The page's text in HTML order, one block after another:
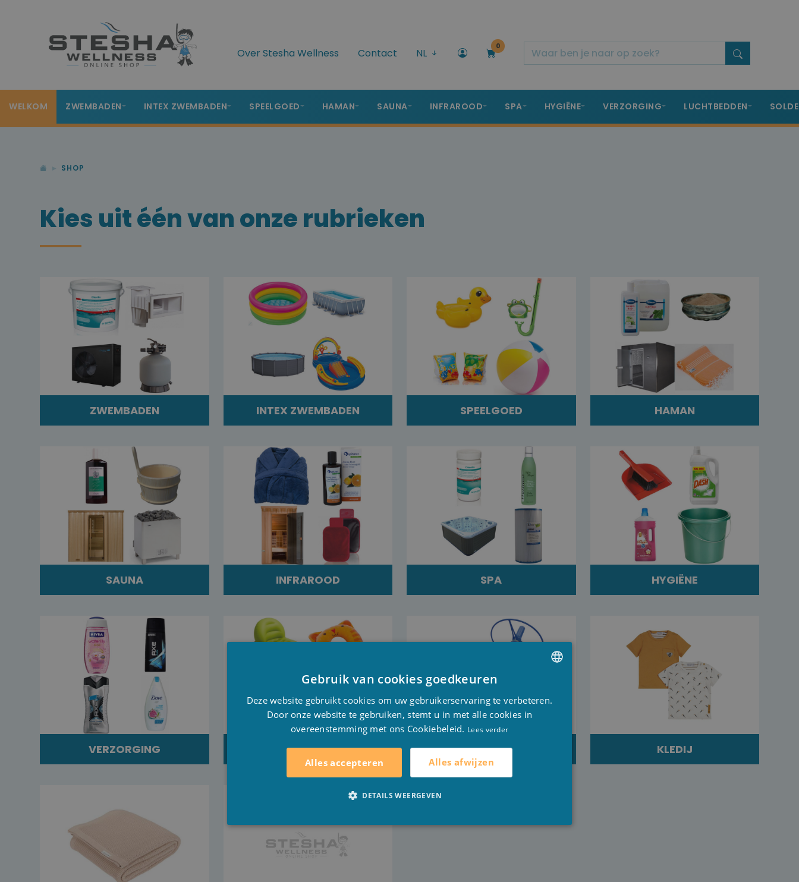
Over Stesha Wellness Contact NL
0
WELKOM ZWEMBADEN INTEX ZWEMBADEN SPEELGOED HAMAN SAUNA INFRAROOD SPA HYGIËNE VERZORGING LUCHTBEDDEN
SHOP
Kies uit één van onze rubrieken
ZWEMBADEN INTEX ZWEMBADEN SPEELGOED HAMAN
SAUNA INFRAROOD SPA HYGIËNE
VERZORGING LUCHTBEDDEN SOLDEN KLEDIJ
Gebruik van cookies goedkeuren
Deze website gebruikt cookies om uw gebruikerservaring te verbeteren.
Door onze website te gebruiken, stemt u in met alle cookies in
overeenstemming met ons Cookiebeleid. Lees verder
Alles accepteren Alles afwijzen
DETAILS WEERGEVEN